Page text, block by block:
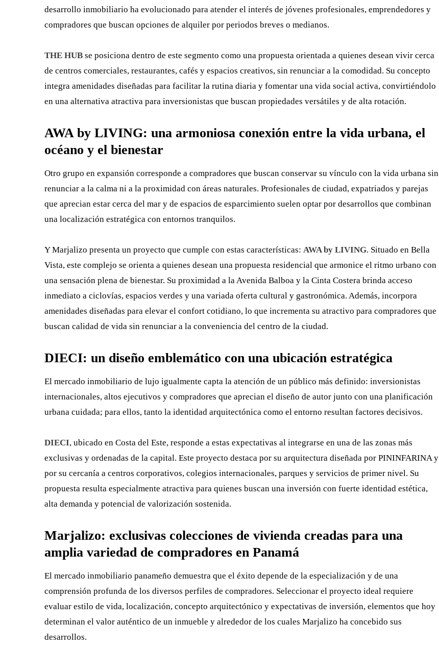
desarrollo inmobiliario ha evolucionado para atender el interés de jóvenes profesionales, emprendedores y
compradores que buscan opciones de alquiler por periodos breves o medianos.
THE HUB se posiciona dentro de este segmento como una propuesta orientada a quienes desean vivir cerca
de centros comerciales, restaurantes, cafés y espacios creativos, sin renunciar a la comodidad. Su concepto
integra amenidades diseñadas para facilitar la rutina diaria y fomentar una vida social activa, convirtiéndolo
en una alternativa atractiva para inversionistas que buscan propiedades versátiles y de alta rotación.
AWA by LIVING: una armoniosa conexión entre la vida urbana, el
océano y el bienestar
Otro grupo en expansión corresponde a compradores que buscan conservar su vínculo con la vida urbana sin
renunciar a la calma ni a la proximidad con áreas naturales. Profesionales de ciudad, expatriados y parejas
que aprecian estar cerca del mar y de espacios de esparcimiento suelen optar por desarrollos que combinan
una localización estratégica con entornos tranquilos.
Y Marjalizo presenta un proyecto que cumple con estas características: AWA by LIVING. Situado en Bella
Vista, este complejo se orienta a quienes desean una propuesta residencial que armonice el ritmo urbano con
una sensación plena de bienestar. Su proximidad a la Avenida Balboa y la Cinta Costera brinda acceso
inmediato a ciclovías, espacios verdes y una variada oferta cultural y gastronómica. Además, incorpora
amenidades diseñadas para elevar el confort cotidiano, lo que incrementa su atractivo para compradores que
buscan calidad de vida sin renunciar a la conveniencia del centro de la ciudad.
DIECI: un diseño emblemático con una ubicación estratégica
El mercado inmobiliario de lujo igualmente capta la atención de un público más definido: inversionistas
internacionales, altos ejecutivos y compradores que aprecian el diseño de autor junto con una planificación
urbana cuidada; para ellos, tanto la identidad arquitectónica como el entorno resultan factores decisivos.
DIECI, ubicado en Costa del Este, responde a estas expectativas al integrarse en una de las zonas más
exclusivas y ordenadas de la capital. Este proyecto destaca por su arquitectura diseñada por PININFARINA y
por su cercanía a centros corporativos, colegios internacionales, parques y servicios de primer nivel. Su
propuesta resulta especialmente atractiva para quienes buscan una inversión con fuerte identidad estética,
alta demanda y potencial de valorización sostenida.
Marjalizo: exclusivas colecciones de vivienda creadas para una
amplia variedad de compradores en Panamá
El mercado inmobiliario panameño demuestra que el éxito depende de la especialización y de una
comprensión profunda de los diversos perfiles de compradores. Seleccionar el proyecto ideal requiere
evaluar estilo de vida, localización, concepto arquitectónico y expectativas de inversión, elementos que hoy
determinan el valor auténtico de un inmueble y alrededor de los cuales Marjalizo ha concebido sus
desarrollos.